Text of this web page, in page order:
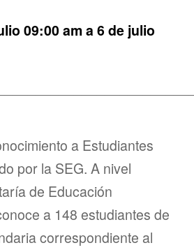
09:00 am a 6 de julio
a Estudiantes
por la SEG. A nivel
de Educación
a 148 estudiantes de
correspondiente al